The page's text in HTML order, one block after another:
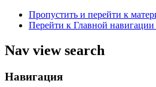
Пропустить и перейти к
Перейти к Главной
Nav view search
Навигация